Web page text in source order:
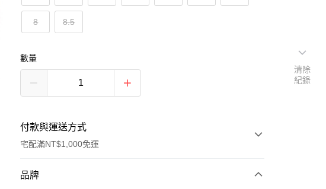
8 8.5
數量
付款與運送方式
宅配滿NT$1,000免運
付款方式
品牌
清除
紀錄